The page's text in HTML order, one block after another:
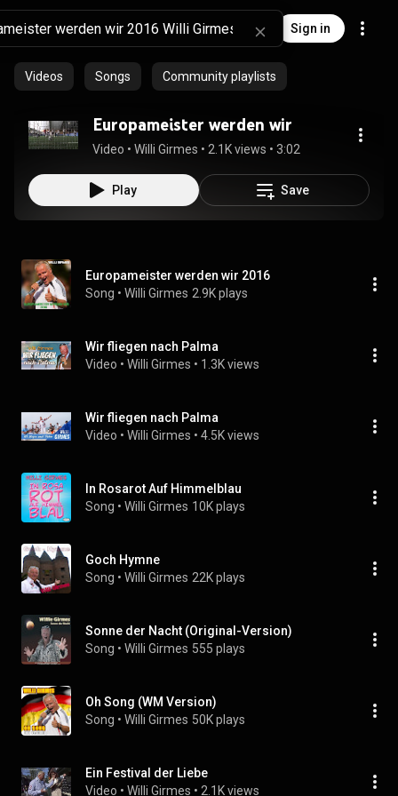
Sign in
Videos Songs Community playlists
Europameister werden wir
Video • Willi Girmes • 2.1K views • 3:02
Play Save
Europameister werden wir 2016
Song • Willi Girmes 2.9K plays
Wir fliegen nach Palma
Video • Willi Girmes • 1.3K views
Wir fliegen nach Palma
Video • Willi Girmes • 4.5K views
In Rosarot Auf Himmelblau
Song • Willi Girmes 10K plays
Goch Hymne
Song • Willi Girmes 22K plays
Sonne der Nacht (Original-Version)
Song • Willi Girmes 555 plays
Oh Song (WM Version)
Song • Willi Girmes 50K plays
Ein Festival der Liebe
Video • Willi Girmes • 2.1K views